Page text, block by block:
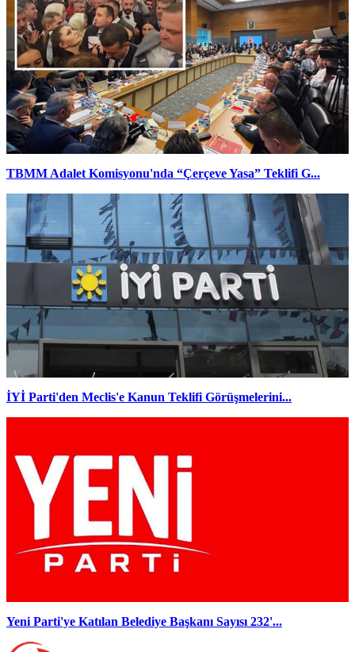
TBMM Adalet Komisyonu'nda “Çerçeve Yasa” Teklifi G...
İYİ Parti'den Meclis'e Kanun Teklifi Görüşmelerini...
Yeni Parti'ye Katılan Belediye Başkanı Sayısı 232'...